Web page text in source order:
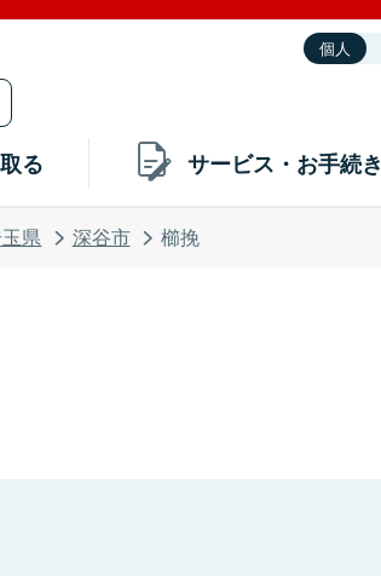
個人
る サービス・お手続き
県 深谷市 櫛挽